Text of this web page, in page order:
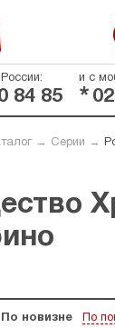
84 85
и с
*
→ Серии →
По новизне По